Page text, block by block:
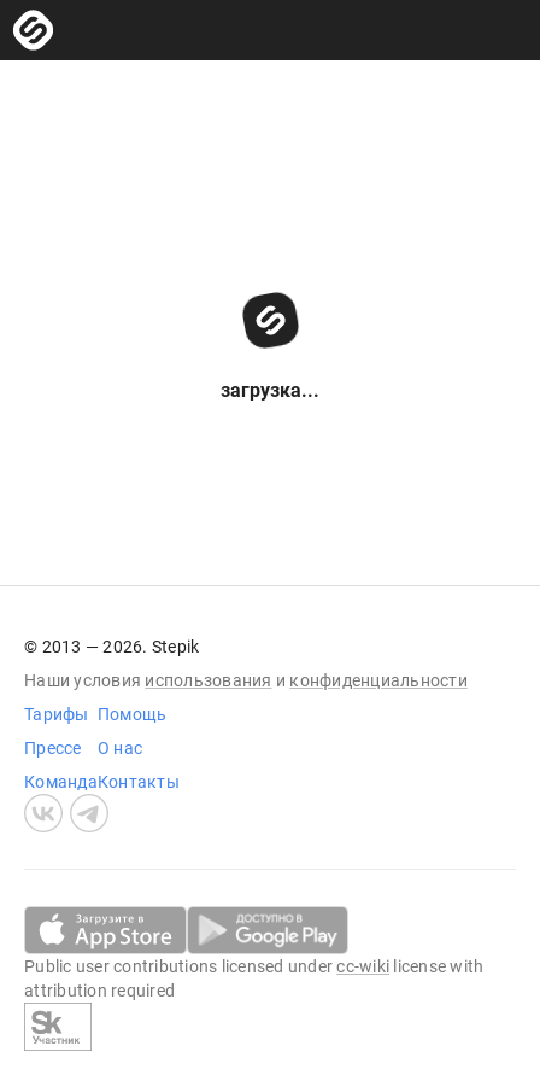
загрузка...
© 2013 — 2026. Stepik
Наши условия использования и конфиденциальности
Тарифы
Прессе
Команда
Помощь
О нас
Контакты
Public user contributions licensed undercc-wiki license with
attribution required